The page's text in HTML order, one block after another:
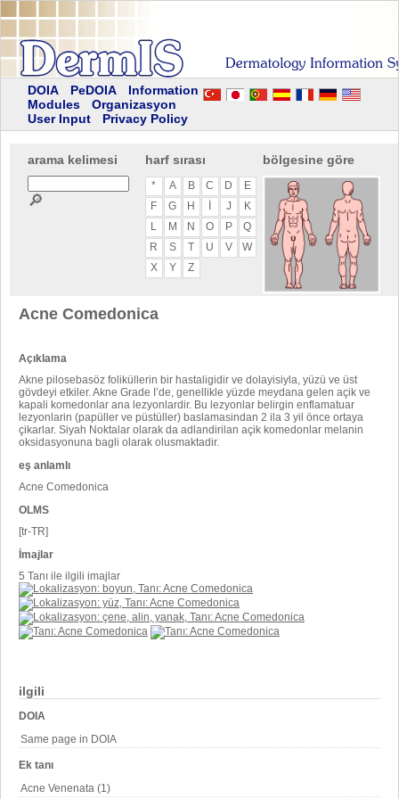
DOIA PeDOIA
Information
Modules
Organizasyon
User Input
Privacy Policy
arama kelimesi
🔎
harf sırası
* A B C D
E
F
G H J
K
L
M N O P
Q
R
S T U V
W
X
Y Z
bölgesine göre
ilgili
DOIA
Same page in DOIA
Ek tanı
Acne Venenata (1)
Acne Comedonica
Açıklama
Akne pilosebasöz foliküllerin bir hastaligidir ve dolayisiyla, yüzü ve üst
gövdeyi etkiler. Akne Grade I’de, genellikle yüzde meydana gelen açik ve
kapali komedonlar ana lezyonlardir. Bu lezyonlar belirgin enflamatuar
lezyonlarin (papüller ve püstüller) baslamasindan 2 ila 3 yil önce ortaya
çikarlar. Siyah Noktalar olarak da adlandirilan açik komedonlar melanin
oksidasyonuna bagli olarak olusmaktadir.
eş anlamlı
Acne Comedonica
OLMS
[tr-TR]
İmajlar
5 Tanı ile ilgili imajlar